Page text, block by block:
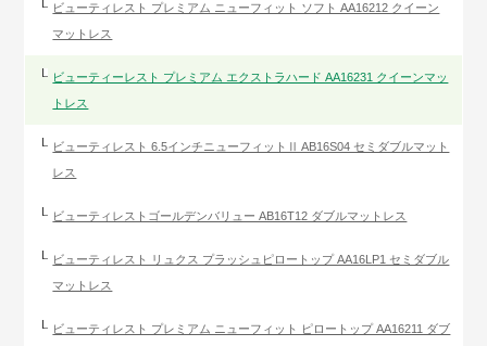
ビューティレスト プレミアム ニューフィット ソフト AA16212 クイーン
マットレス
ビューティーレスト プレミアム エクストラハード AA16231 クイーンマッ
トレス
ビューティレスト 6.5インチニューフィットⅡ AB16S04 セミダブルマット
レス
ビューティレストゴールデンバリュー AB16T12 ダブルマットレス
ビューティレスト リュクス プラッシュピロートップ AA16LP1 セミダブル
マットレス
ビューティレスト プレミアム ニューフィット ピロートップ AA16211 ダブ